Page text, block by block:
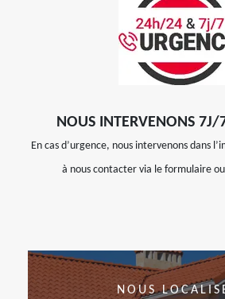
NOUS INTERVENONS
En cas d’urgence, nous intervenons dans
à nous contacter via le formulaire
NOUS